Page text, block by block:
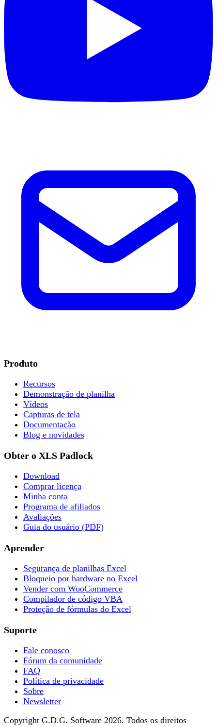
Produto
Recursos
Demonstração de planilha
Vídeos
Capturas de tela
Documentação
Blog e novidades
Obter o XLS Padlock
Download
Comprar licença
Minha conta
Programa de afiliados
Avaliações
Guia do usuário (PDF)
Aprender
Segurança de planilhas Excel
Bloqueio por hardware no Excel
Vender com WooCommerce
Compilador de código VBA
Proteção de fórmulas do Excel
Suporte
Fale conosco
Fórum da comunidade
FAQ
Política de privacidade
Sobre
Newsletter
Copyright G.D.G. Software 2026. Todos os direitos